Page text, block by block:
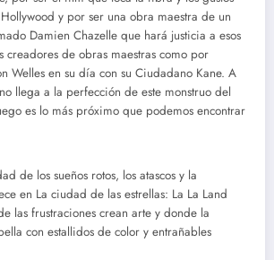
y por ser una obra maestra de un
Damien Chazelle que hará justicia a esos
creadores de obras maestras como por
Welles en su día con su Ciudadano Kane. A
llega a la perfección de este monstruo del
es lo más próximo que podemos encontrar
de los sueños rotos, los atascos y la
en La ciudad de las estrellas: La La Land
las frustraciones crean arte y donde la
con estallidos de color y entrañables